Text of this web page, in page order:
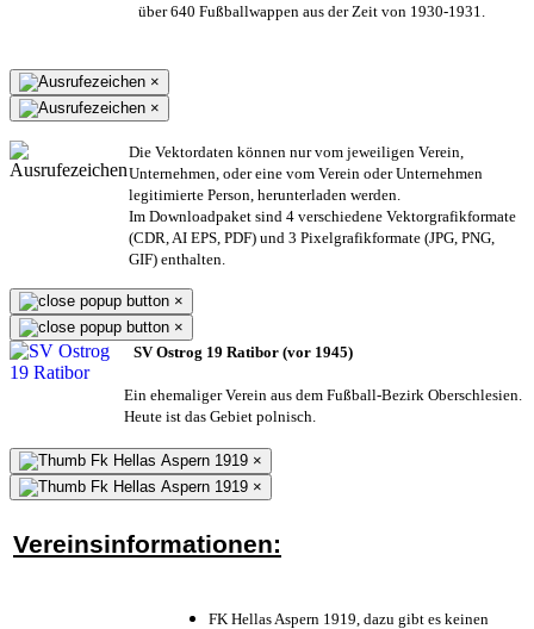
über 640 Fußballwappen aus der Zeit von 1930-1931.
×
×
Die Vektordaten können nur vom jeweiligen Verein,
Unternehmen, oder eine vom Verein oder Unternehmen
legitimierte Person, herunterladen werden.
Im Downloadpaket sind 4 verschiedene Vektorgrafikformate
(CDR, AI EPS, PDF) und 3 Pixelgrafikformate (JPG, PNG,
GIF) enthalten.
×
×
SV Ostrog 19 Ratibor (vor 1945)
Ein ehemaliger Verein aus dem Fußball-Bezirk Oberschlesien.
Heute ist das Gebiet polnisch.
×
×
Vereinsinformationen:
FK Hellas Aspern 1919, dazu gibt es keinen